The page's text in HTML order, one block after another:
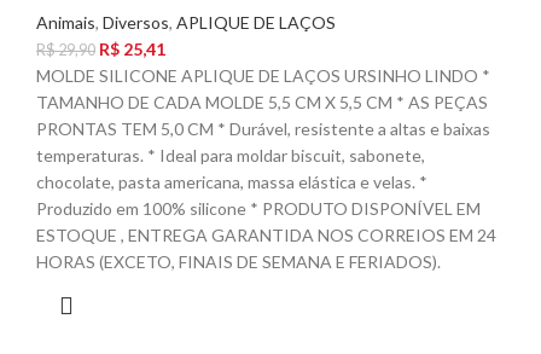
Animais, Diversos, APLIQUE DE LAÇOS
R$29,90 R$ 25,41
MOLDE SILICONE APLIQUE DE LAÇOS URSINHO LINDO *
TAMANHO DE CADA MOLDE 5,5 CM X 5,5 CM * AS PEÇAS
PRONTAS TEM 5,0 CM * Durável, resistente a altas e baixas
temperaturas. * Ideal para moldar biscuit, sabonete,
chocolate, pasta americana, massa elástica e velas. *
Produzido em 100% silicone * PRODUTO DISPONÍVEL EM
ESTOQUE , ENTREGA GARANTIDA NOS CORREIOS EM 24
HORAS (EXCETO, FINAIS DE SEMANA E FERIADOS).